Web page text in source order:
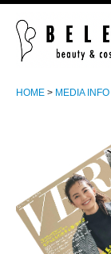
SEMINAR
PRODUCT
ABOUT
HOME MEDIA